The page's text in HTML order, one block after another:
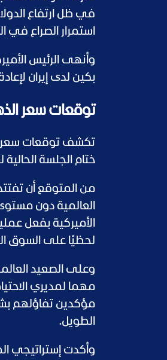
في ظل ارتفاع
استمرار الصراع في
وأنهى الرئيس
بكين لدى إيران
توقعات سعر
ختام الجلسة
من المتوقع أن
الأميركية بفعل
لحظيًا على السوق
وعلى الصعيد
مهما لمديري
مؤكدين تفاؤلهم
الطويل.
وأكدت إستراتيجي